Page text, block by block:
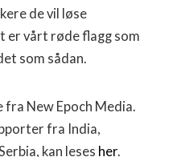
de vil løse
er vårt røde flagg som
som sådan.
fra New Epoch Media.
fra India,
kan leses her.